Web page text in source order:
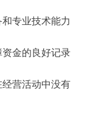
专业技术能力
金的良好记录
营活动中没有